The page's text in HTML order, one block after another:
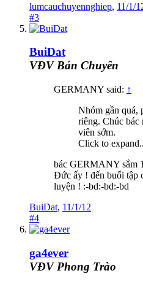
lumcauchuyennghiep, 11/1/
#3
BuiDat
VĐV Bán Chuyên
GERMANY said: ↑
Nhóm gần quá,
riêng. Chúc bác
viên sớm.
Click to
bác GERMANY sắm
Đức ấy ! đến buổi tập
luyện ! :-bd:-bd:-bd
BuiDat, 11/1/12
#4
ga4ever
VĐV Phong Trào